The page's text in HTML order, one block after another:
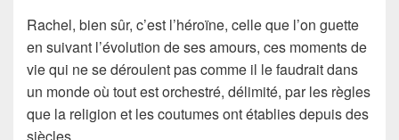
Rachel, bien sûr, c’est l’héroïne, celle que l’on guette
en suivant l’évolution deses amours, ces moments de
vie qui ne se déroulent pas comme il le faudrait dans
un monde où tout estorchestré, délimité, par les règles
que la religion et lescoutumesont établies depuis des